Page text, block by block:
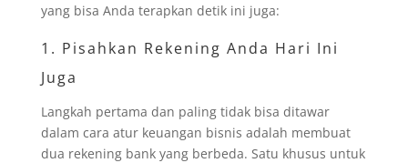
yang bisa Anda terapkan detik ini juga:
1. Pisahkan Rekening Anda Hari Ini
Juga
Langkah pertama dan paling tidak bisa ditawar
dalam cara atur keuangan bisnis adalah membuat
dua rekening bank yang berbeda. Satu khusus untuk